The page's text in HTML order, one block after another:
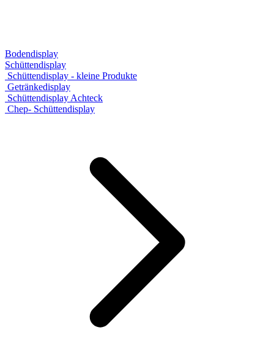
Bodendisplay
Schüttendisplay
Schüttendisplay - kleine Produkte
Getränkedisplay
Schüttendisplay Achteck
Chep- Schüttendisplay